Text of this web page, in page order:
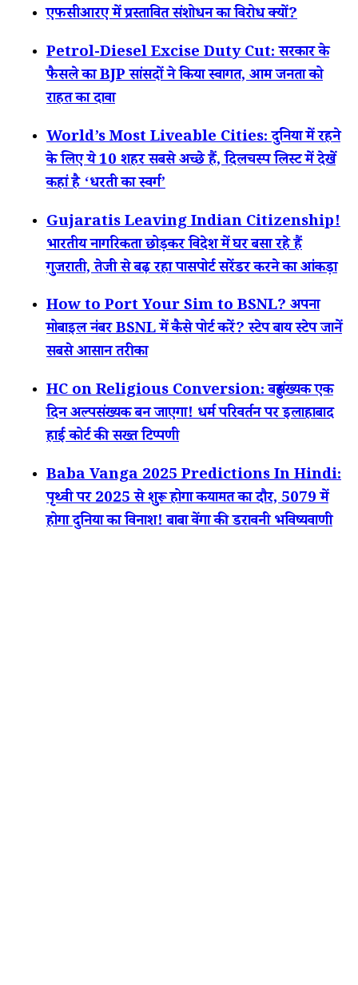
एफसीआरए में प्रस्तावित संशोधन का विरोध क्यों?
Petrol-Diesel Excise Duty Cut: सरकार के
फैसले का BJP सांसदों ने किया स्वागत, आम जनता को
राहत का दावा
World’s Most Liveable Cities: दुनिया में रहने
के लिए ये 10 शहर सबसे अच्छे हैं, दिलचस्प लिस्ट में देखें
कहां है ‘धरती का स्वर्ग’
Gujaratis Leaving Indian Citizenship!
भारतीय नागरिकता छोड़कर विदेश में घर बसा रहे हैं
गुजराती, तेजी से बढ़ रहा पासपोर्ट सरेंडर करने का आंकड़ा
How to Port Your Sim to BSNL? अपना
मोबाइल नंबर BSNL में कैसे पोर्ट करें? स्टेप बाय स्टेप जानें
सबसे आसान तरीका
HC on Religious Conversion: बहुसंख्यक एक
दिन अल्पसंख्यक बन जाएगा! धर्म परिवर्तन पर इलाहाबाद
हाई कोर्ट की सख्त टिप्पणी
Baba Vanga 2025 Predictions In Hindi:
पृथ्वी पर 2025 से शुरू होगा कयामत का दौर, 5079 में
होगा दुनिया का विनाश! बाबा वेंगा की डरावनी भविष्यवाणी